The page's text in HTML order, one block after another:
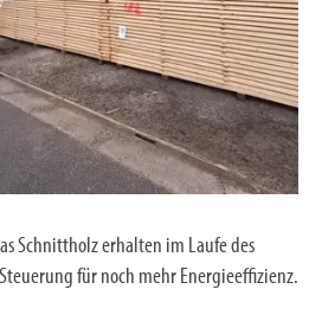
Schnittholz erhalten im Laufe des
für noch mehr Energieeffizienz.